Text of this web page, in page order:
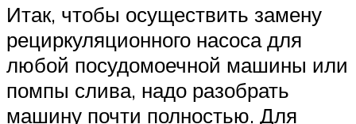
Итак, чтобы осуществить замену
рециркуляционного насоса для
любой посудомоечной машины или
помпы слива, надо разобрать
машину почти полностью. Для